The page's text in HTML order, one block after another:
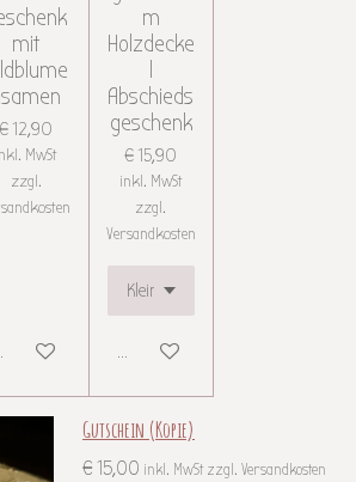
mit
€ 12,90
MwSt
zzgl.
anzeigen
m
Holzdecke
Abschieds
geschenk
€ 15,90
inkl. MwSt
zzgl.
Versandkosten
Details anzeigen
Gutschein (Kopie)
€ 15,00 inkl. MwSt zzgl. Versandkosten